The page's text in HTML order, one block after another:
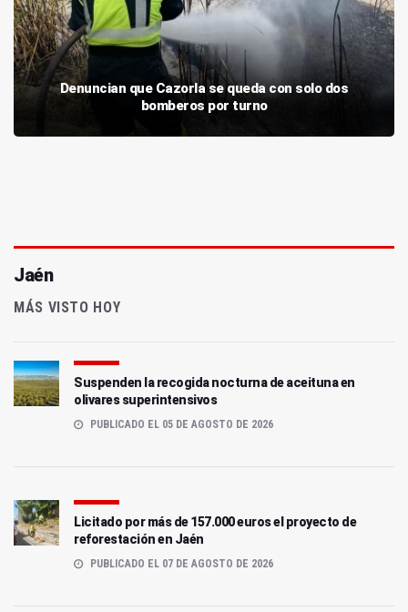
Denuncian que Cazorla se queda con solo dos
bomberos por turno
Jaén
MÁS VISTO HOY
Suspenden la recogida nocturna de aceituna en
olivares superintensivos
PUBLICADO EL 05 DE AGOSTO DE 2026
Licitado por más de 157.000 euros el proyecto de
reforestación en Jaén
PUBLICADO EL 07 DE AGOSTO DE 2026